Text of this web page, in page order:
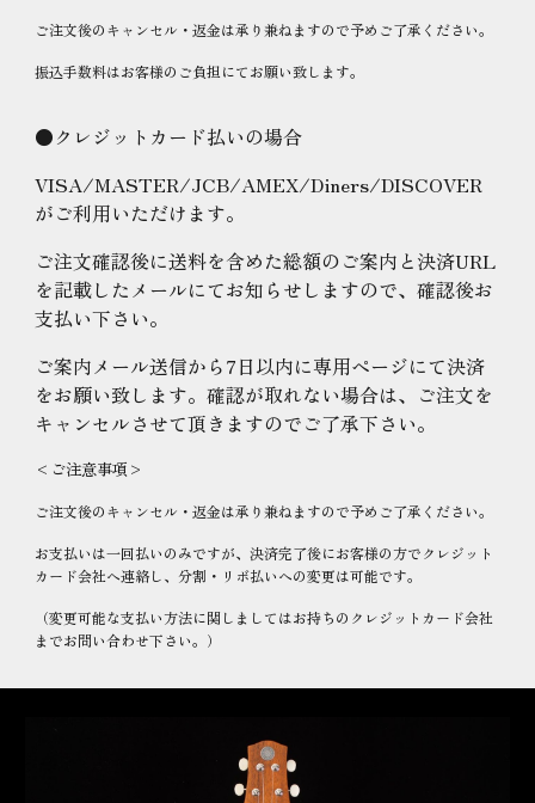
ご注文後のキャンセル・返金は承り兼ねますので予めご了承ください。
振込手数料はお客様のご負担にてお願い致します。
●クレジットカード払いの場合
VISA/MASTER/JCB/AMEX/Diners/DISCOVER
がご利用いただけます。
ご注文確認後に送料を含めた総額のご案内と決済URL
を記載したメールにてお知らせしますので、確認後お
支払い下さい。
ご案内メール送信から7日以内に専用ページにて決済
をお願い致します。確認が取れない場合は、ご注文を
キャンセルさせて頂きますのでご了承下さい。
<ご注意事項>
ご注文後のキャンセル・返金は承り兼ねますので予めご了承ください。
お支払いは一回払いのみですが、決済完了後にお客様の方でクレジット
カード会社へ連絡し、分割・リボ払いへの変更は可能です。
（変更可能な支払い方法に関しましてはお持ちのクレジットカード会社
までお問い合わせ下さい。）